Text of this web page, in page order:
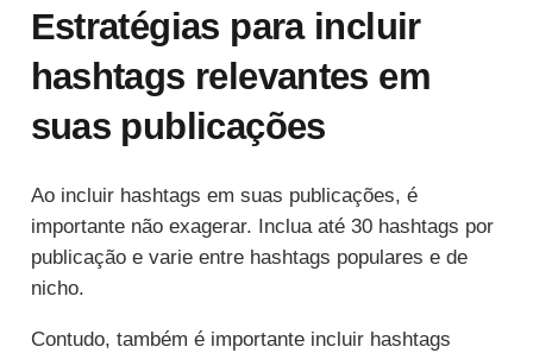
Estratégias para incluir
hashtags relevantes em
suas publicações
Ao incluir hashtags em suas publicações, é
importante não exagerar. Inclua até 30 hashtags por
publicação e varie entre hashtags populares e de
nicho.
Contudo, também é importante incluir hashtags